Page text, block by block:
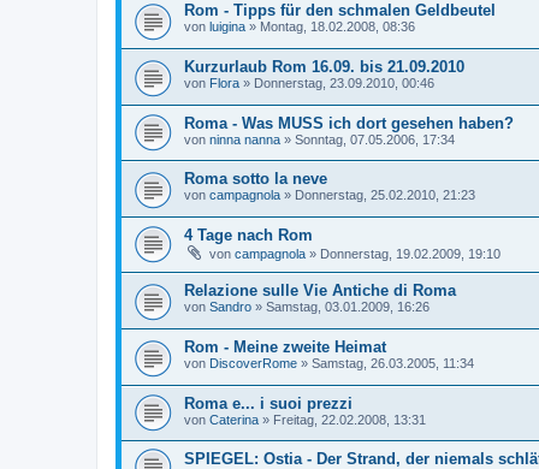
Rom - Tipps für den schmalen Geldbeutel
von luigina » Montag, 18.02.2008, 08:36
Kurzurlaub Rom 16.09. bis 21.09.2010
von Flora » Donnerstag, 23.09.2010, 00:46
Roma - Was MUSS ich dort gesehen haben?
von ninna nanna » Sonntag, 07.05.2006, 17:34
Roma sotto la neve
von campagnola » Donnerstag, 25.02.2010, 21:23
4 Tage nach Rom
von campagnola » Donnerstag, 19.02.2009, 19:10
Relazione sulle Vie Antiche di Roma
von Sandro » Samstag, 03.01.2009, 16:26
Rom - Meine zweite Heimat
von DiscoverRome » Samstag, 26.03.2005, 11:34
Roma e... i suoi prezzi
von Caterina » Freitag, 22.02.2008, 13:31
SPIEGEL: Ostia - Der Strand, der niemals